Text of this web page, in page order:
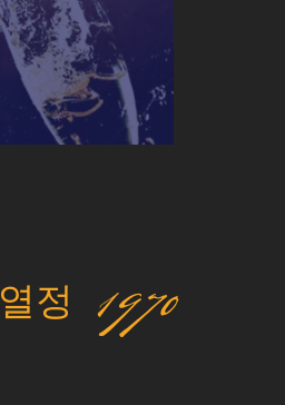
열정 1970